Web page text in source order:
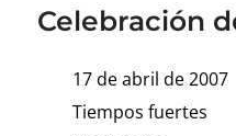
Celebración
17 de abril de 2007
Tiempos fuertes